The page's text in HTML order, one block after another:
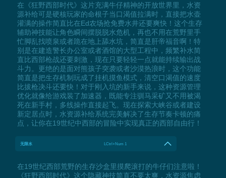
在《狂野西部时代》这片充满牛仔精神的开放世界里，水资
源补给可是硬核玩家的命根子当口渴值拉满时，直接把水壶
灌满的操作简直比在Ed农场抢免费水井还要爽快！这个生存
辅助神技能让角色瞬间摆脱脱水危机，再也不用在荒野里手
忙脚乱找喷泉或者跪在地上舔水坑，简直是肝帝福音啊！特
别是在建造警长办公室或者酒馆的大型工程中，频繁补水简
直比西部枪战还要刺激，现在只要轻轻一点就能持续输出战
斗力。更绝的是面对熊孩子突袭或者沙漠热浪时，这个功能
简直是把生存机制玩成了挂机摸鱼模式，清空口渴值的速度
比拔枪决斗还要快！对于刚入坑的新手来说，这种资源管理
优化就像给游戏装了加速器，既能专注驯马采矿又不用被渴
死在新手村，多线操作直接起飞。现在探索大峡谷或者建设
新定居点时，水资源补给系统完美解决了生存节奏卡顿的痛
点，让你在19世纪中西部的冒险中实现真正的西部自由行！
无限水 LCtrl+Num 1
在19世纪西部荒野的生存沙盒里摸爬滚打的牛仔们注意啦！
《狂野西部时代》这个隐藏神技简直不要太爽，水资源焦虑